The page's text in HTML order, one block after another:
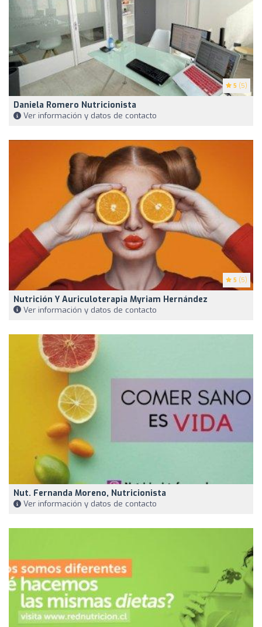
5 (5)
Daniela Romero Nutricionista
Ver información y datos de contacto
5 (5)
Nutrición Y Auriculoterapia Myriam Hernández
Ver información y datos de contacto
Nut. Fernanda Moreno, Nutricionista
Ver información y datos de contacto